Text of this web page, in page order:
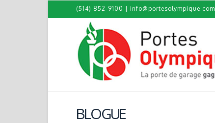
(514) 852-9100 info@portesolympique.com
BLOGUE